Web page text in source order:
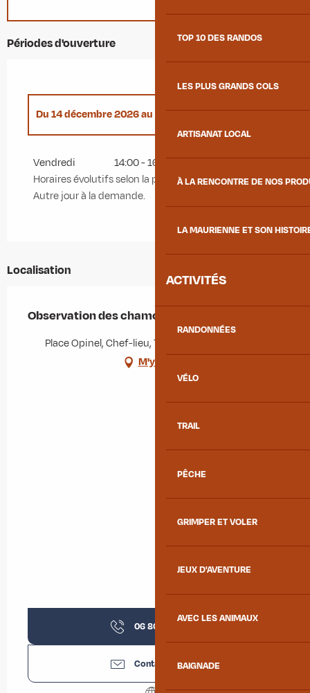
TOP 10 DES RANDOS
LES PLUS GRANDS COLS
ARTISANAT LOCAL
À LA RENCONTRE DE NOS
LA MAURIENNE ET SON
ACTIVITÉS
RANDONNÉES
VÉLO
TRAIL
PÊCHE
GRIMPER ET VOLER
JEUX D'AVENTURE
AVEC LES ANIMAUX
BAIGNADE
Périodes d'ouverture
1 janvier 2026 30 avril 2026
Du14 décembre 2026au 30 avril 2027
Vendredi
14:00 - 16:00
Horaires évolutifs selon la période.
Autre jour à la demande.
Localisation
Observation des chamois
Place Opinel, Chef-lieu, 73300 Albiez-Montrond
M'y rendre
06 80 02 13
Contactez-nous